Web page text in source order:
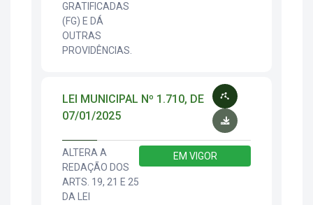
GRATIFICADAS
(FG) E DÁ
OUTRAS
PROVIDÊNCIAS.
LEI MUNICIPAL Nº 1.710, DE
07/01/2025
ALTERA A
REDAÇÃO DOS
ARTS. 19, 21 E 25
DA LEI
EM VIGOR